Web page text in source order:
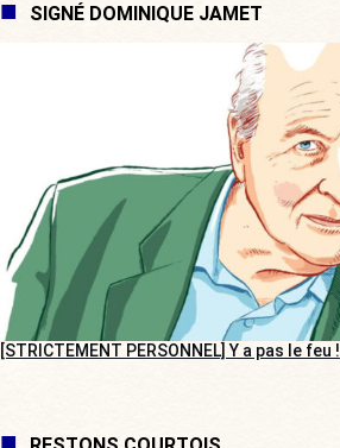
SIGNÉ DOMINIQUE JAMET
[STRICTEMENT PERSONNEL] Y a pas le feu !